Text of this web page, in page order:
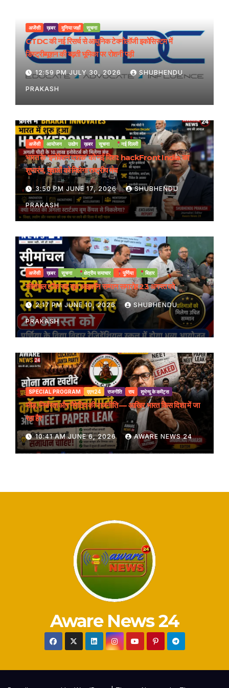
अजेंसी ख़बर दुनिया जहाँ सूचना
GTDC की नई रिसर्च से आधुनिक टेक्नोलॉजी इकोसिस्टम में
डिस्ट्रीब्यूशन की बढ़ती भूमिका पर रोशनी पड़ी
12:59 PM JULY 30, 2026 SHUBHENDU
PRAKASH
अजेंसी आयोजन उद्योग ख़बर सूचना नई दिल्ली
भारत के ‘इनोवेशन दशक’ को नई दिशा: hackFront India का
शुभारंभ, युवाओं को मिलेगा राष्ट्रीय मंच
3:50 PM JUNE 17, 2026 SHUBHENDU
PRAKASH
अजेंसी ख़बर सूचना क्षेत्रीय समाचार पूर्णिया बिहार
सीमांचल टॉक सह यूथ आइकॉन सम्मान समारोह 23 अगस्त को
2:17 PM JUNE 10, 2026 SHUBHENDU
PRAKASH
SPECIAL PROGRAM एएन24 राजनीति राय शुभेन्दु के कमेंट्स
भीड़, निर्भरता और नैरेटिव की राजनीति — आखिर भारत किस दिशा में जा
रहा है?
10:41 AM JUNE 6, 2026 AWARE NEWS 24
Aware News 24